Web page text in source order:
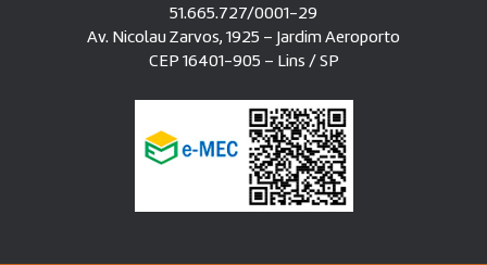
51.665.727/0001-29
Av. Nicolau Zarvos, 1925 – Jardim Aeroporto
CEP 16401-905 – Lins / SP